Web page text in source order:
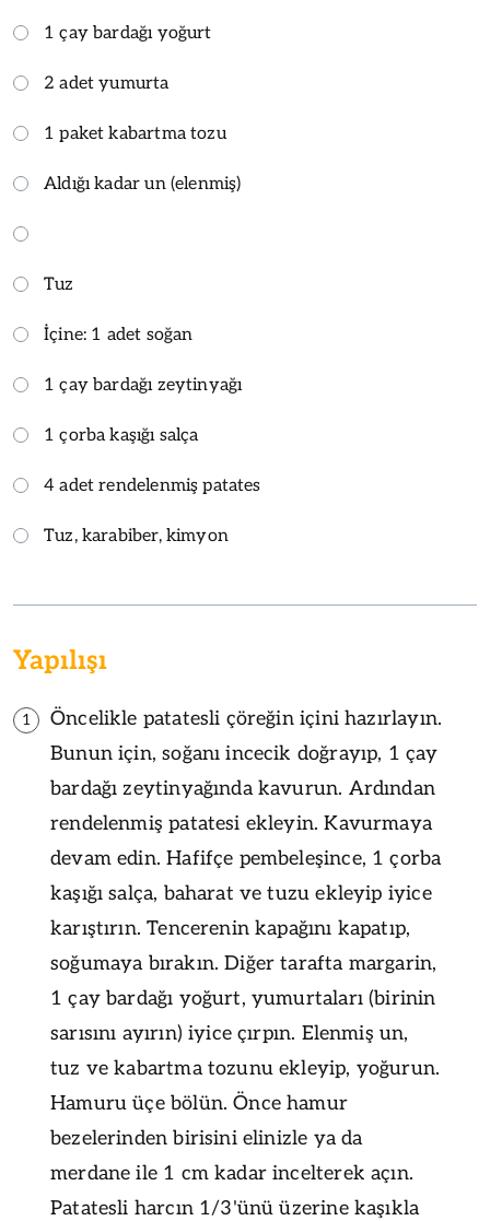
1 çay bardağı yoğurt
2 adet yumurta
1 paket kabartma tozu
Aldığı kadar un (elenmiş)
Tuz
İçine: 1 adet soğan
1 çay bardağı zeytinyağı
1 çorba kaşığı salça
4 adet rendelenmiş patates
Tuz, karabiber, kimyon
Yapılışı
1
Öncelikle patatesli çöreğin içini hazırlayın.
Bunun için, soğanı incecik doğrayıp, 1 çay
bardağı zeytinyağında kavurun. Ardından
rendelenmiş patatesi ekleyin. Kavurmaya
devam edin. Hafifçe pembeleşince, 1 çorba
kaşığı salça, baharat ve tuzu ekleyip iyice
karıştırın. Tencerenin kapağını kapatıp,
soğumaya bırakın. Diğer tarafta margarin,
1 çay bardağı yoğurt, yumurtaları (birinin
sarısını ayırın) iyice çırpın. Elenmiş un,
tuz ve kabartma tozunu ekleyip, yoğurun.
Hamuru üçe bölün. Önce hamur
bezelerinden birisini elinizle ya da
merdane ile 1 cm kadar incelterek açın.
Patatesli harcın 1/3'ünü üzerine kaşıkla